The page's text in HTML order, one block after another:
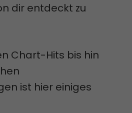
dir entdeckt zu
Chart-Hits bis hin
ist hier einiges